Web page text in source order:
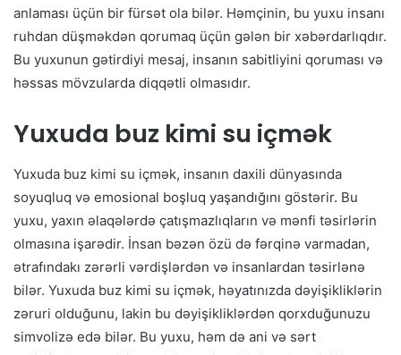
anlaması üçün bir fürsət ola bilər. Həmçinin, bu yuxu insanı
ruhdan düşməkdən qorumaq üçün gələn bir xəbərdarlıqdır.
Bu yuxunun gətirdiyi mesaj, insanın sabitliyini qoruması və
həssas mövzularda diqqətli olmasıdır.
Yuxuda buz kimi su içmək
Yuxuda buz kimi su içmək, insanın daxili dünyasında
soyuqluq və emosional boşluq yaşandığını göstərir. Bu
yuxu, yaxın əlaqələrdə çatışmazlıqların və mənfi təsirlərin
olmasına işarədir. İnsan bəzən özü də fərqinə varmadan,
ətrafındakı zərərli vərdişlərdən və insanlardan təsirlənə
bilər. Yuxuda buz kimi su içmək, həyatınızda dəyişikliklərin
zəruri olduğunu, lakin bu dəyişikliklərdən qorxduğunuzu
simvolizə edə bilər. Bu yuxu, həm də ani və sərt